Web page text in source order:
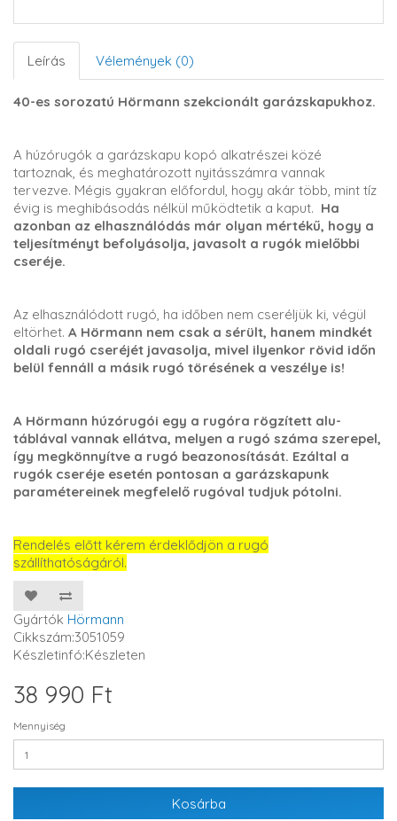
Leírás Vélemények (0)
40-es sorozatú Hörmann szekcionált garázskapukhoz.
A húzórugók a garázskapu kopó alkatrészei közé
tartoznak, és meghatározott nyitásszámra vannak
tervezve. Mégis gyakran előfordul, hogy akár több, mint tíz
évig is meghibásodás nélkül működtetik a kaput. Ha
azonban az elhasználódás már olyan mértékű, hogy a
teljesítményt befolyásolja, javasolt a rugók mielőbbi
cseréje.
Az elhasználódott rugó, ha időben nem cseréljük ki, végül
eltörhet. A Hörmann nem csak a sérült, hanem mindkét
oldali rugó cseréjét javasolja, mivel ilyenkor rövid időn
belül fennáll a másik rugó törésének a veszélye is!
A Hörmann húzórugói egy a rugóra rögzített alu-
táblával vannak ellátva, melyen a rugó száma szerepel,
így megkönnyítve a rugó beazonosítását. Ezáltal a
rugók cseréje esetén pontosan a garázskapunk
paramétereinek megfelelő rugóval tudjuk pótolni.
Rendelés előtt kérem érdeklődjön a rugó
szállíthatóságáról.
Gyártók Hörmann
Cikkszám:3051059
Készletinfó:Készleten
38 990 Ft
Mennyiség
Kosárba